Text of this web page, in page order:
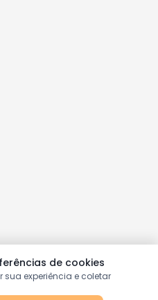
de cookies
experiência e coletar